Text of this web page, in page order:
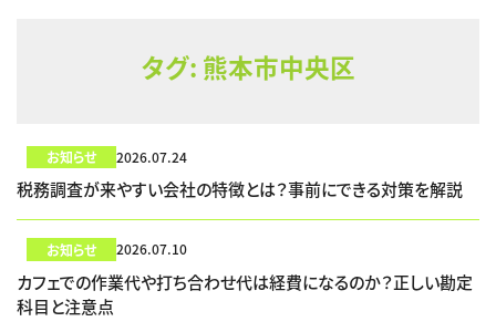
タグ: 熊本市中央区
税務調査が来やすい会社の特徴とは？事前にできる対策を解説
お知らせ 2026.07.24
カフェでの作業代や打ち合わせ代は経費になるのか？正しい勘定
科目と注意点
お知らせ 2026.07.10